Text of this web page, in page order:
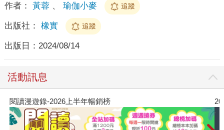
作者： 黃蓉、 瑜伽小麥 追蹤
出版社： 橡實 追蹤
出版日： 2024/08/14
活動訊息
閱讀漫遊錄-2026上半年暢銷榜